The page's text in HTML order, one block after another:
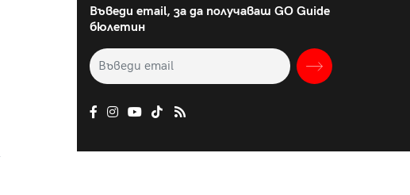
Въведи email, за да получаваш GO Guide
бюлетин